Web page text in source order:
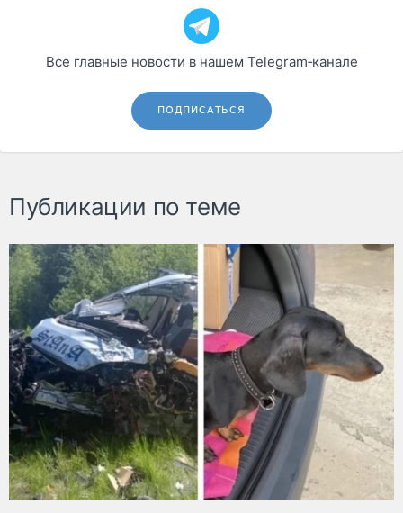
Все главные новости в нашем Telegram‑канале
ПОДПИСАТЬСЯ
Публикации по теме